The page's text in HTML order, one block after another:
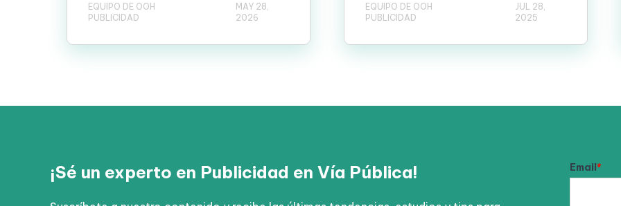
EQUIPO DE OOH
PUBLICIDAD
MAY 28,
2026
EQUIPO DE OOH
PUBLICIDAD
JUL 28,
2025
¡Sé un experto en Publicidad en Vía Pública! Email*